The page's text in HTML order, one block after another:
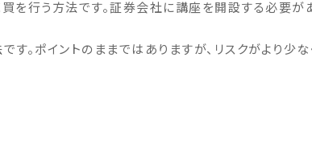
を行う方法です。証券会社に講座を開設する必要が
。ポイントのままではありますが、リスクがより少